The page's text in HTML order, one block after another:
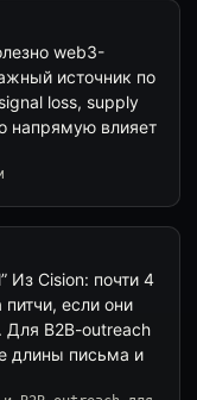
web3-
источник по
loss, supply
напрямую влияет
Из Cision: почти 4
если они
Для B2B-outreach
длины письма и